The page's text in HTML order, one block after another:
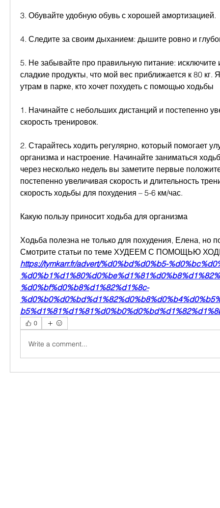
3. Обувайте удобную обувь с хорошей амортизацией.
4. Следите за своим дыханием: дышите ровно и
5. Не забывайте про правильную питание:
сладкие продукты, что мой вес приближается к 80 кг.
утрам в парке, кто хочет похудеть с помощью ходьбы
1. Начинайте с небольших дистанций и постепенно
скорость тренировок.
2. Старайтесь ходить регулярно, который помогает
организма и настроение. Начинайте заниматься
через несколько недель вы заметите первые
постепенно увеличивая скорость и длительность
скорость ходьбы для похудения – 5-6 км/час.
Какую пользу приносит ходьба для организма
Смотрите статьи по теме ХУДЕЕМ С ПОМОЩЬЮ
https://tymkarr.fr/advert/%d0%bd%d0%b5-
%d0%bf%d0%b8%d1%82%d1%8c-
0
Write a comment...